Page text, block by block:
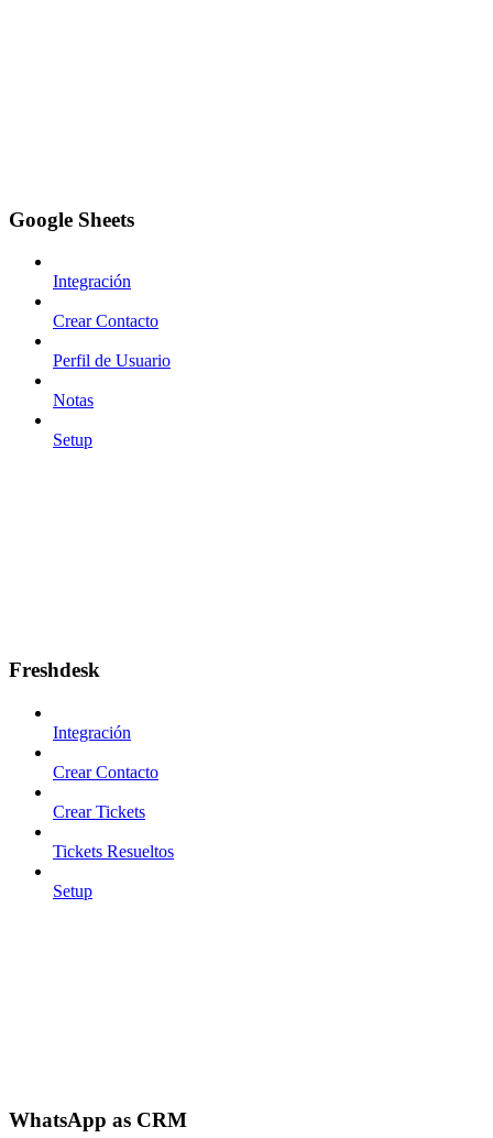
Google Sheets
Integración
Crear Contacto
Perfil de Usuario
Notas
Setup
Freshdesk
Integración
Crear Contacto
Crear Tickets
Tickets Resueltos
Setup
WhatsApp as CRM